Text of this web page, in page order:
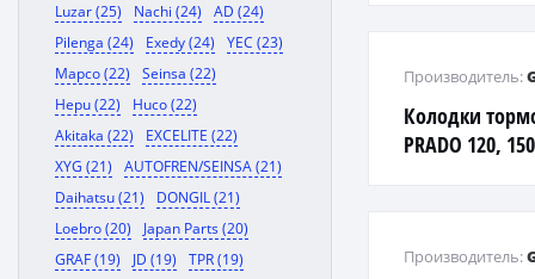
Luzar (25)
Nachi (24)
AD (24)
Pilenga (24)
Exedy (24)
YEC (23)
Mapco (22)
Seinsa (22)
Hepu (22)
Huco (22)
Akitaka (22)
EXCELITE (22)
XYG (21)
AUTOFREN/SEINSA (21)
Daihatsu (21)
DONGIL (21)
Loebro (20)
Japan Parts (20)
GRAF (19)
JD (19)
TPR (19)
Колодки
PRADO 120,
Производитель:
Производитель: